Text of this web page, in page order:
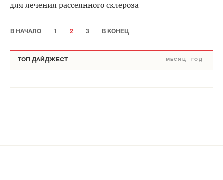
для лечения рассеянного склероза
В НАЧАЛО 1 2 3 В КОНЕЦ
ТОП ДАЙДЖЕСТ МЕСЯЦ ГОД